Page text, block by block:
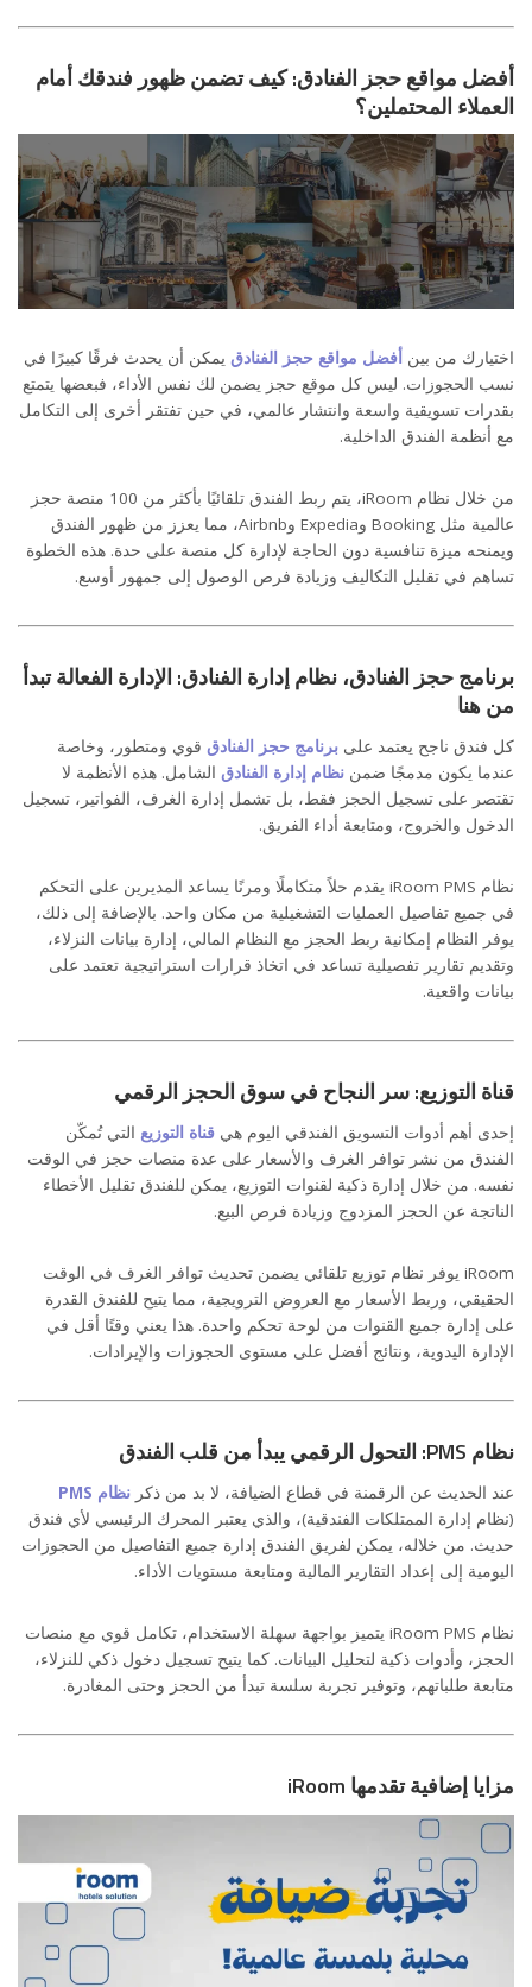
حجز الفنادق: الخطوة الأولى نحو إدارة فندقية ذكية
أفضل مواقع حجز الفنادق: كيف تضمن ظهور فندقك أمام
العملاء المحتملين؟
اختيارك من بين أفضل مواقع حجز الفنادق يمكن أن يحدث فرقًا كبيرًا في
نسب الحجوزات. ليس كل موقع حجز يضمن لك نفس الأداء، فبعضها يتمتع
بقدرات تسويقية واسعة وانتشار عالمي، في حين تفتقر أخرى إلى التكامل
مع أنظمة الفندق الداخلية.
من خلال نظام iRoom، يتم ربط الفندق تلقائيًا بأكثر من 100 منصة حجز
عالمية مثل Booking وExpedia وAirbnb، مما يعزز من ظهور الفندق
ويمنحه ميزة تنافسية دون الحاجة لإدارة كل منصة على حدة. هذه الخطوة
تساهم في تقليل التكاليف وزيادة فرص الوصول إلى جمهور أوسع.
برنامج حجز الفنادق، نظام إدارة الفنادق: الإدارة الفعالة تبدأ
من هنا
كل فندق ناجح يعتمد على برنامج حجز الفنادق قوي ومتطور، وخاصة
عندما يكون مدمجًا ضمن نظام إدارة الفنادق الشامل. هذه الأنظمة لا
تقتصر على تسجيل الحجز فقط، بل تشمل إدارة الغرف، الفواتير، تسجيل
الدخول والخروج، ومتابعة أداء الفريق.
نظام iRoom PMS يقدم حلاً متكاملًا ومرنًا يساعد المديرين على التحكم
في جميع تفاصيل العمليات التشغيلية من مكان واحد. بالإضافة إلى ذلك،
يوفر النظام إمكانية ربط الحجز مع النظام المالي، إدارة بيانات النزلاء،
وتقديم تقارير تفصيلية تساعد في اتخاذ قرارات استراتيجية تعتمد على
بيانات واقعية.
قناة التوزيع: سر النجاح في سوق الحجز الرقمي
إحدى أهم أدوات التسويق الفندقي اليوم هي قناة التوزيع التي تُمكّن
الفندق من نشر توافر الغرف والأسعار على عدة منصات حجز في الوقت
نفسه. من خلال إدارة ذكية لقنوات التوزيع، يمكن للفندق تقليل الأخطاء
الناتجة عن الحجز المزدوج وزيادة فرص البيع.
iRoom يوفر نظام توزيع تلقائي يضمن تحديث توافر الغرف في الوقت
الحقيقي، وربط الأسعار مع العروض الترويجية، مما يتيح للفندق القدرة
على إدارة جميع القنوات من لوحة تحكم واحدة. هذا يعني وقتًا أقل في
الإدارة اليدوية، ونتائج أفضل على مستوى الحجوزات والإيرادات.
نظام PMS: التحول الرقمي يبدأ من قلب الفندق
عند الحديث عن الرقمنة في قطاع الضيافة، لا بد من ذكر نظام PMS
(نظام إدارة الممتلكات الفندقية)، والذي يعتبر المحرك الرئيسي لأي فندق
حديث. من خلاله، يمكن لفريق الفندق إدارة جميع التفاصيل من الحجوزات
اليومية إلى إعداد التقارير المالية ومتابعة مستويات الأداء.
نظام iRoom PMS يتميز بواجهة سهلة الاستخدام، تكامل قوي مع منصات
الحجز، وأدوات ذكية لتحليل البيانات. كما يتيح تسجيل دخول ذكي للنزلاء،
متابعة طلباتهم، وتوفير تجربة سلسة تبدأ من الحجز وحتى المغادرة.
مزايا إضافية تقدمها iRoom